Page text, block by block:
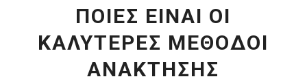
ΠΟΙΕΣ ΕΊΝΑΙ ΟΙ
ΚΑΛΎΤΕΡΕΣ ΜΈΘΟΔΟΙ
ΑΝΆΚΤΗΣΗΣ